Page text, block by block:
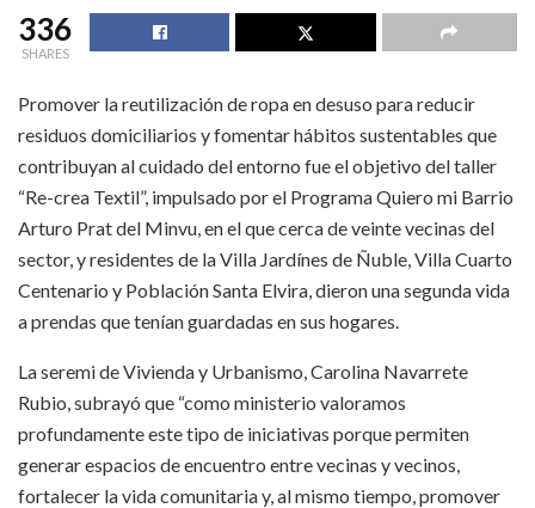
336
SHARES
Promover la reutilización de ropa en desuso para reducir
residuos domiciliarios y fomentar hábitos sustentables que
contribuyan al cuidado del entorno fue el objetivo del taller
“Re-crea Textil”, impulsado por el Programa Quiero mi Barrio
Arturo Prat del Minvu, en el que cerca de veinte vecinas del
sector, y residentes de la Villa Jardínes de Ñuble, Villa Cuarto
Centenario y Población Santa Elvira, dieron una segunda vida
a prendas que tenían guardadas en sus hogares.
La seremi de Vivienda y Urbanismo, Carolina Navarrete
Rubio, subrayó que “como ministerio valoramos
profundamente este tipo de iniciativas porque permiten
generar espacios de encuentro entre vecinas y vecinos,
fortalecer la vida comunitaria y, al mismo tiempo, promover